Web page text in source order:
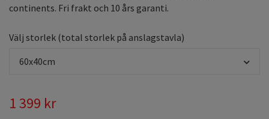
continents. Fri frakt och 10 års garanti.
Välj storlek (total storlek på anslagstavla)
60x40cm
1 399 kr